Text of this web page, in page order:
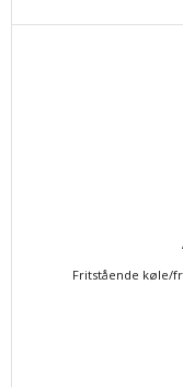
Fritstående køle/